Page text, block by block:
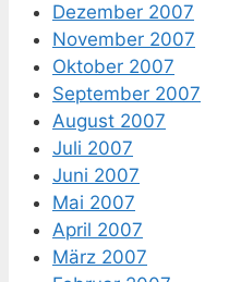
Dezember 2007
November 2007
Oktober 2007
September 2007
August 2007
Juli 2007
Juni 2007
Mai 2007
April 2007
März 2007